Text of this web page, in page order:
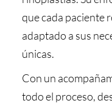
que cada paciente
adaptado a sus
únicas.
Con un
todo el proceso,